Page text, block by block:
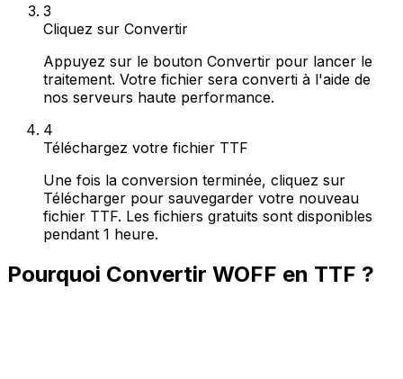
3
Cliquez sur Convertir
Appuyez sur le bouton Convertir pour lancer le
traitement. Votre fichier sera converti à l'aide de
nos serveurs haute performance.
4
Téléchargez votre fichier TTF
Une fois la conversion terminée, cliquez sur
Télécharger pour sauvegarder votre nouveau
fichier TTF. Les fichiers gratuits sont disponibles
pendant 1 heure.
Pourquoi Convertir WOFF en TTF ?